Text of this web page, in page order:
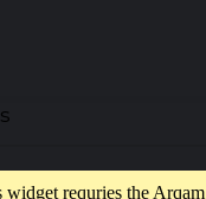
widget requries the